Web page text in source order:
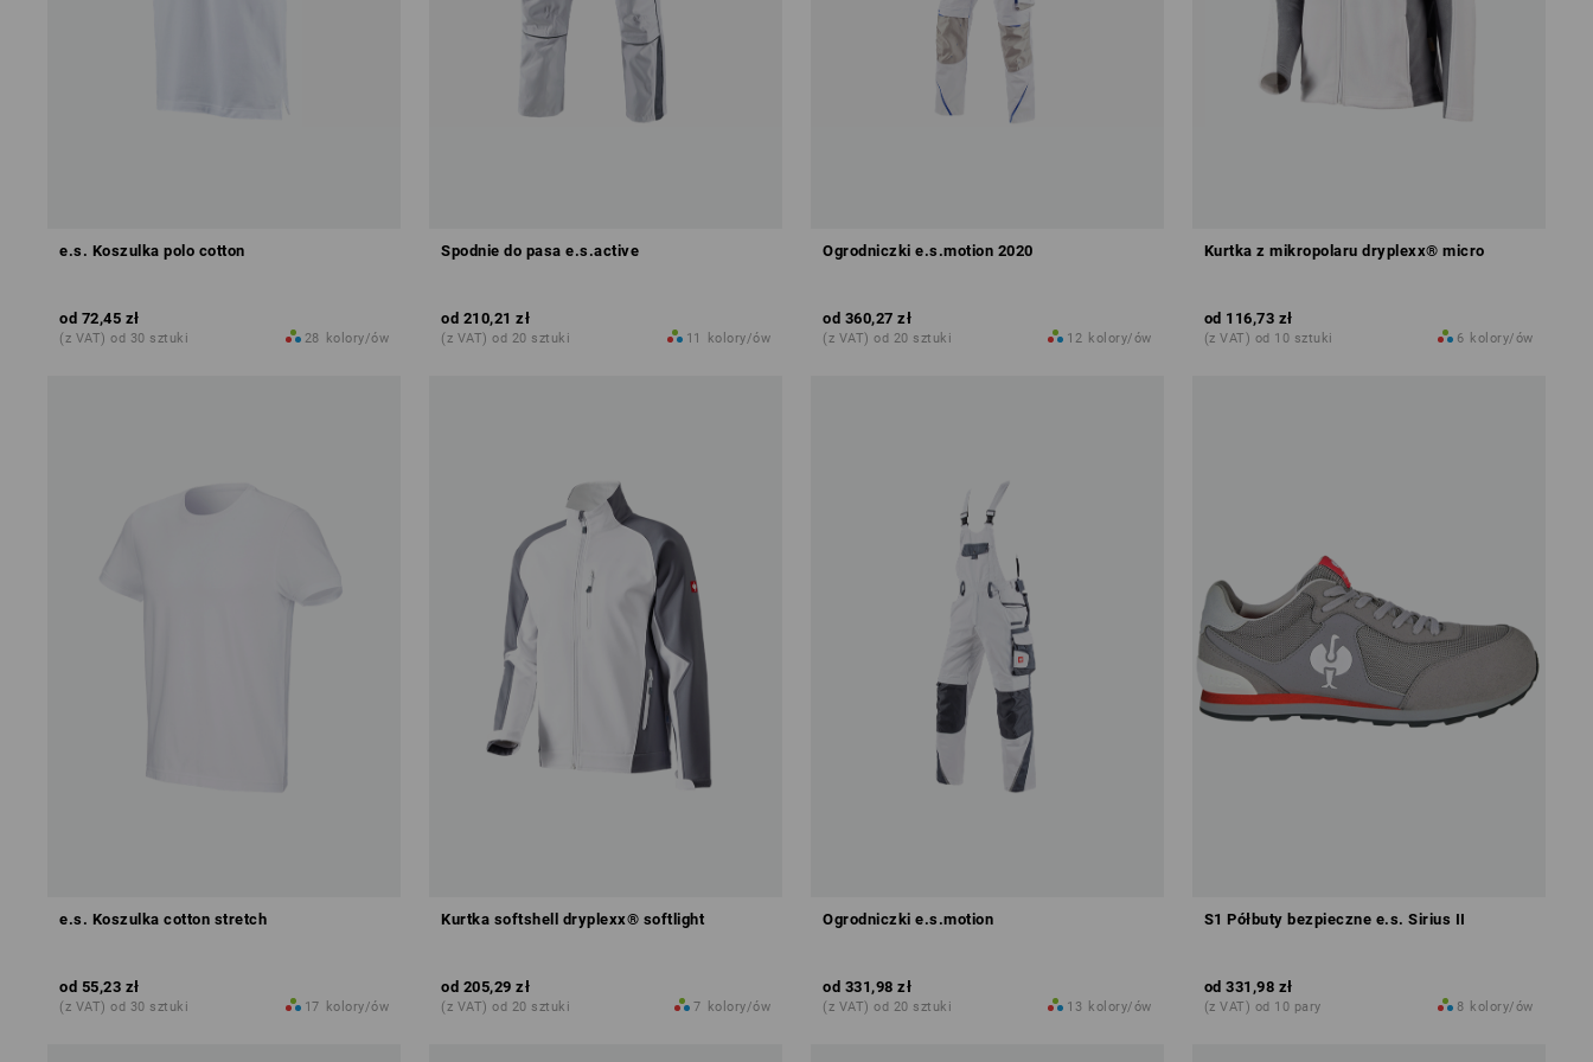
e.s. Koszulka polo cotton
od 72,45 zł
(z VAT) od 30 sztuki 28 kolory/ów
Spodnie do pasa e.s.active
od 210,21 zł
(z VAT) od 20 sztuki 11 kolory/ów
Ogrodniczki e.s.motion 2020
od 360,27 zł
(z VAT) od 20 sztuki 12 kolory/ów
Kurtka z mikropolaru dryplexx® micro
od 116,73 zł
(z VAT) od 10 sztuki 6 kolory/ów
e.s. Koszulka cotton stretch
od 55,23 zł
(z VAT) od 30 sztuki 17 kolory/ów
Kurtka softshell dryplexx® softlight
od 205,29 zł
(z VAT) od 20 sztuki 7 kolory/ów
Ogrodniczki e.s.motion
od 331,98 zł
(z VAT) od 20 sztuki 13 kolory/ów
S1 Półbuty bezpieczne e.s. Sirius II
od 331,98 zł
(z VAT) od 10 pary 8 kolory/ów